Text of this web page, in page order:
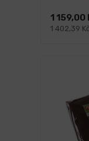
1 159,00
1 402,39